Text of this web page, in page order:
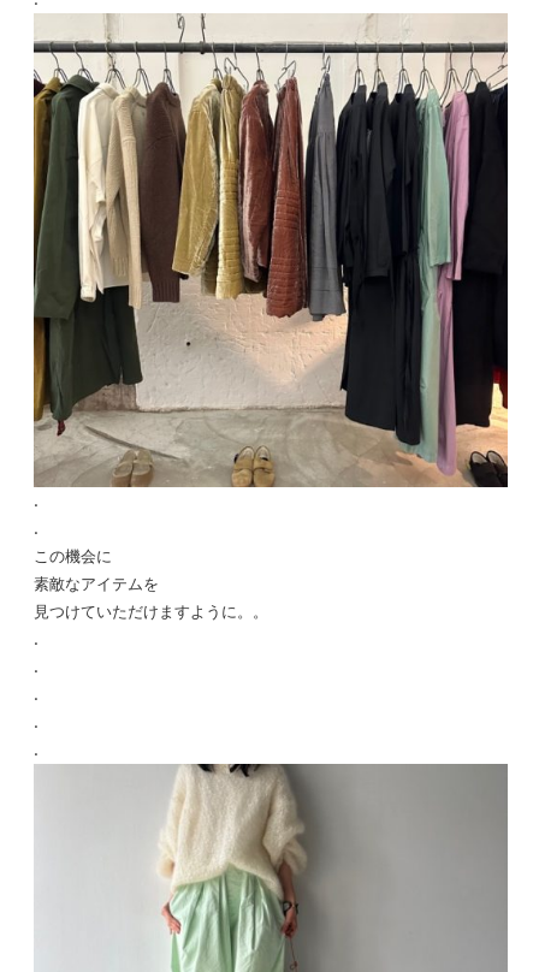
.
.
この機会に
素敵なアイテムを
見つけていただけますように。。
.
.
.
.
.